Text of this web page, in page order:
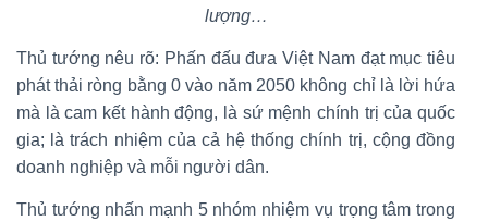
lượng…
Thủ tướng nêu rõ: Phấn đấu đưa Việt Nam đạt mục tiêu
phát thải ròng bằng 0 vào năm 2050 không chỉ là lời hứa
mà là cam kết hành động, là sứ mệnh chính trị của quốc
gia; là trách nhiệm của cả hệ thống chính trị, cộng đồng
doanh nghiệp và mỗi người dân.
Thủ tướng nhấn mạnh 5 nhóm nhiệm vụ trọng tâm trong